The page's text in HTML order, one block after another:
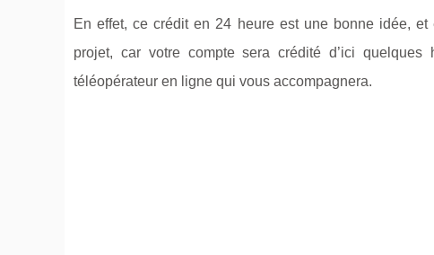
En effet, ce crédit en 24 heure est une bonne idée,
projet, car votre compte sera crédité d’ici
téléopérateur en ligne qui vous accompagnera.